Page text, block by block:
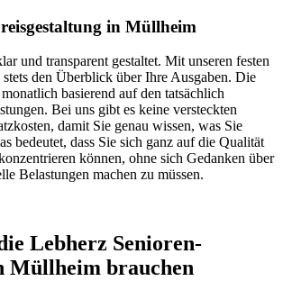
in Müllheim
und transparent gestaltet. Mit unseren festen
den Überblick über Ihre Ausgaben. Die
basierend auf den tatsächlich
Bei uns gibt es keine versteckten
damit Sie genau wissen, was Sie
bedeutet, dass Sie sich ganz auf die Qualität
können, ohne sich Gedanken über
Belastungen machen zu müssen.
Lebherz Senioren­
Müllheim brauchen